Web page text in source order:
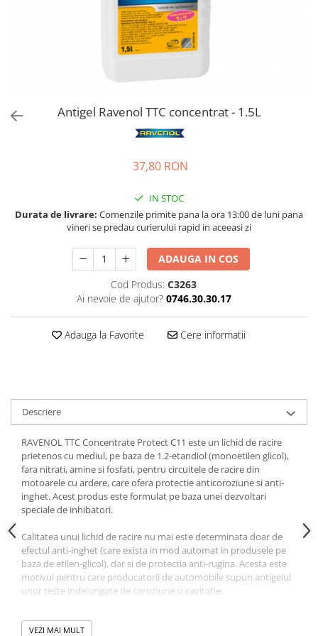
Bord | Plastice Interioare
Parfumuri | Odorizante
CEARA | SEALANT | TRATAMENTE
PROTECTIE | COATING CERAMIC
LAVETE | PROSOAPE
Antigel Ravenol TTC concentrat - 1.5L
37,80 RON
IN STOC
Durata de livrare: Comenzile primite pana la ora 13:00 de luni pana
vineri se predau curierului rapid in aceeasi zi
ADAUGA IN COS
Cod Produs: C3263
Ai nevoie de ajutor? 0746.30.30.17
Adauga la Favorite Cere informatii
Descriere
RAVENOL TTC Concentrate Protect C11 este un lichid de racire
prietenos cu mediul, pe baza de 1.2-etandiol (monoetilen glicol),
fara nitrati, amine si fosfati, pentru circuitele de racire din
motoarele cu ardere, care ofera protectie anticoroziune si anti-
inghet. Acest produs este formulat pe baza unei dezvoltari
speciale de inhibatori.
Calitatea unui lichid de racire nu mai este determinata doar de
efectul anti-inghet (care exista in mod automat in produsele pe
baza de etilen-glicol), dar si de protectia anti-rugina. Acesta este
motivul pentru care producatorii de automobile supun antigelul
unor teste indelungate de coroziune si cavitatie.
RAVENOL TTC Concentrate Protect C11 este un lichid de racire
care protejeaza sistemul de racire de rugina, inghet, iar pe timpul
VEZI MAI MULT